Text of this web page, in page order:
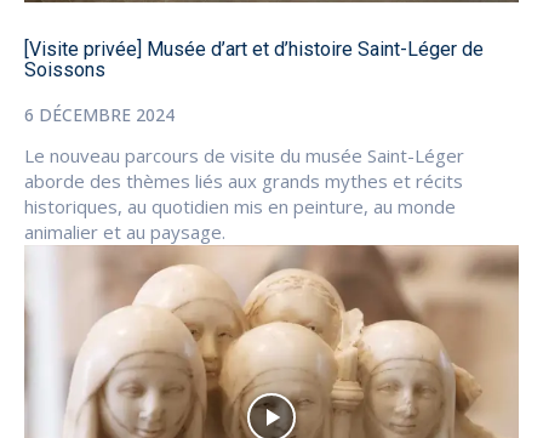
[Visite privée] Musée d’art et d’histoire Saint-Léger de
Soissons
6 DÉCEMBRE 2024
Le nouveau parcours de visite du musée Saint-Léger
aborde des thèmes liés aux grands mythes et récits
historiques, au quotidien mis en peinture, au monde
animalier et au paysage.